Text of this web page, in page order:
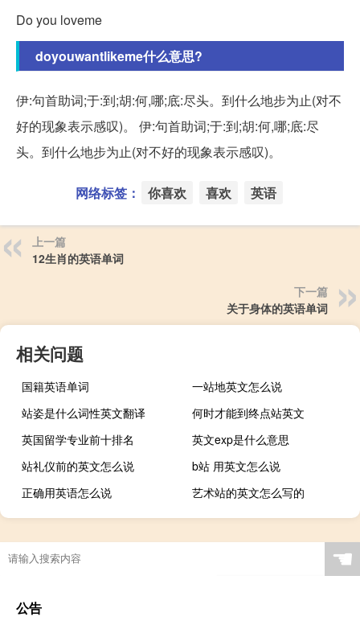
Do you loveme
doyouwantlikeme什么意思?
伊:句首助词;于:到;胡:何,哪;底:尽头。到什么地步为止(对不
好的现象表示感叹)。 伊:句首助词;于:到;胡:何,哪;底:尽
头。到什么地步为止(对不好的现象表示感叹)。
网络标签： 你喜欢 喜欢 英语
上一篇
12生肖的英语单词
下一篇
关于身体的英语单词
相关问题
国籍英语单词
一站地英文怎么说
站姿是什么词性英文翻译
何时才能到终点站英文
英国留学专业前十排名
英文exp是什么意思
站礼仪前的英文怎么说
b站 用英文怎么说
正确用英语怎么说
艺术站的英文怎么写的
☚
公告